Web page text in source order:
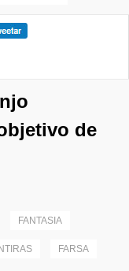
de
FANTASIA
FARSA